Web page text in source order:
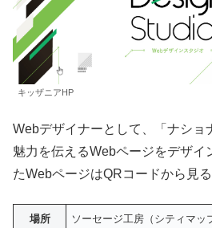
キッザニアHP
Webデザイナーとして、「ナショ
魅力を伝えるWebページをデザイ
たWebページはQRコードから見
場所 ソーセージ工房（シティマッ